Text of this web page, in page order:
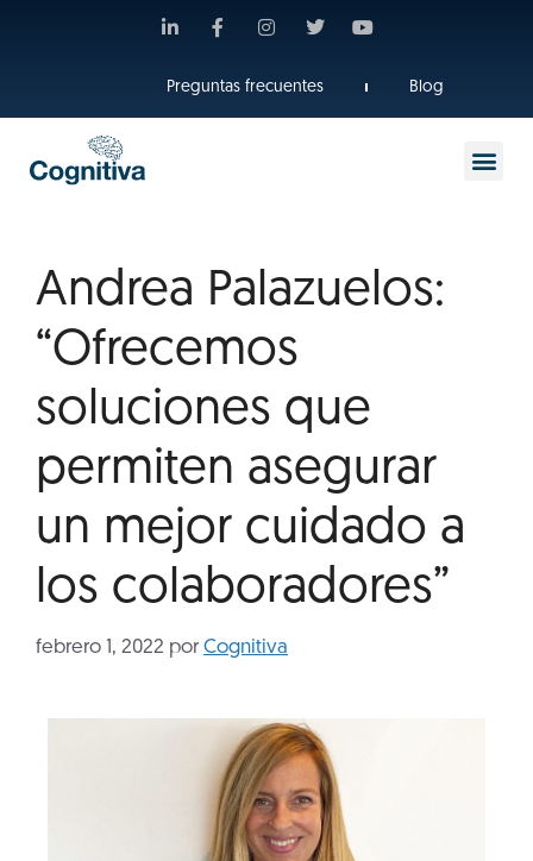
Preguntas frecuentes Blog
Andrea Palazuelos:
“Ofrecemos
soluciones que
permiten asegurar
un mejor cuidado a
los colaboradores”
febrero 1, 2022 por Cognitiva